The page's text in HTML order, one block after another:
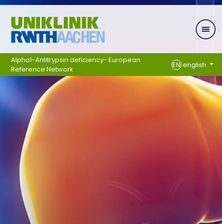
Skip navigation
Alpha1-Antitrypsin deficiency- European
Reference Network
EN english